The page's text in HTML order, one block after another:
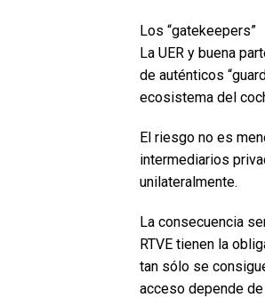
Los “gatekeepers”
La UER y buena
de auténticos
ecosistema del
El riesgo no es
intermediarios
unilateralmente.
La consecuencia
RTVE tienen la
tan sólo se
acceso depende